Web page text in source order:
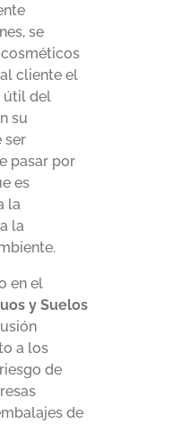
se
cliente el
útil del
su
ser
pasar por
es
la
la
en el
y Suelos
a los
de
de